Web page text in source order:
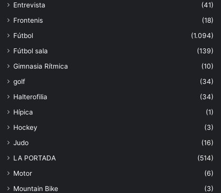
Entrevista
(41)
Frontenis
(18)
Fútbol
(1.094)
Fútbol sala
(139)
Gimnasia Rítmica
(10)
golf
(34)
Halterofilia
(34)
Hípica
(1)
Hockey
(3)
Judo
(16)
LA PORTADA
(514)
Motor
(6)
Mountain Bike
(3)